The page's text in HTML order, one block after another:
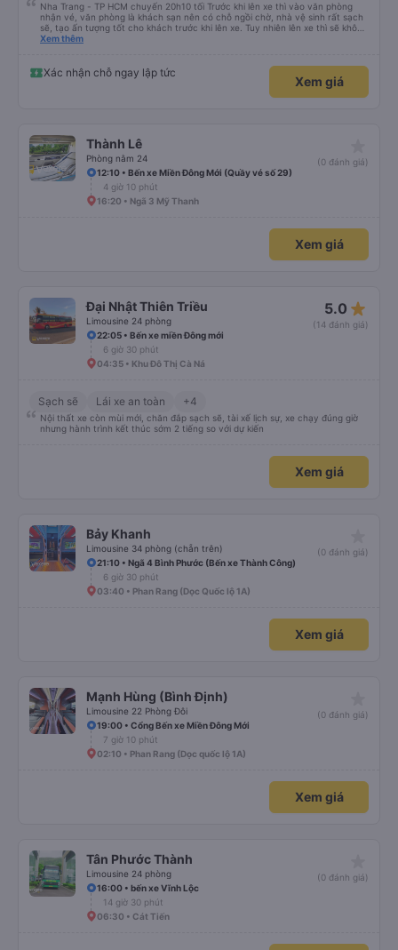
Nha Trang - TP HCM chuyến 20h10 tối Trước khi lên xe thì vào văn phòng
nhận vé, văn phòng là khách sạn nên có chỗ ngồi chờ, nhà vệ sinh rất sạch
sẽ, tạo ấn tượng tốt cho khách trước khi lên xe. Tuy nhiên lên xe thì sẽ không
có wifi, khách phải tự đăng ký 4G data để xài, lưu ý để đăng ký trước. Xe
vệ sinh, nên đi vệ sinh ở dưới trước, xe không có dừng cho đi vệ sinh, chỉ có
bác tài dừng nghỉ chứ không có gọi khách dậy đi vệ sinh, mà xe thì đi full cao
thể đòi hỏi gì thêm, chốt nên đi.
Xem thêm
Xác nhận chỗ ngay lập tức
Xem giá
Thành Lê
Phòng nằm 24
(0 đánh giá)
12:10 • Bến xe Miền Đông Mới (Quầy vé số 29)
4 giờ 10 phút
16:20 • Ngã 3 Mỹ Thanh
Xem giá
Đại Nhật Thiên Triều
Limousine 24 phòng
5.0 star_rate
(14 đánh giá)
22:05 • Bến xe miền Đông mới
6 giờ 30 phút
04:35 • Khu Đô Thị Cà Ná
Sạch sẽ Lái xe an toàn +4
Nội thất xe còn mùi mới, chăn đắp sạch sẽ, tài xế lịch sự, xe chạy đúng giờ
nhưng hành trình kết thúc sớm 2 tiếng so với dự kiến
Xem giá
Bảy Khanh
Limousine 34 phòng (chẵn trên)
(0 đánh giá)
21:10 • Ngã 4 Bình Phước (Bến xe Thành Công)
6 giờ 30 phút
03:40 • Phan Rang (Dọc Quốc lộ 1A)
Xem giá
Mạnh Hùng (Bình Định)
Limousine 22 Phòng Đôi
(0 đánh giá)
19:00 • Cổng Bến xe Miền Đông Mới
7 giờ 10 phút
02:10 • Phan Rang (Dọc quốc lộ 1A)
Xem giá
Tân Phước Thành
Limousine 24 phòng
(0 đánh giá)
16:00 • bến xe Vĩnh Lộc
14 giờ 30 phút
06:30 • Cát Tiến